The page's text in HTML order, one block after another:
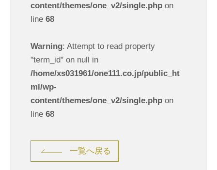
content/themes/one_v2/single.phpon
line 68
Warning: Attempt to read property
"term_id" on null in
/home/xs031961/one111.co.jp/public_ht
ml/wp-
content/themes/one_v2/single.phpon
line 68
一覧へ戻る